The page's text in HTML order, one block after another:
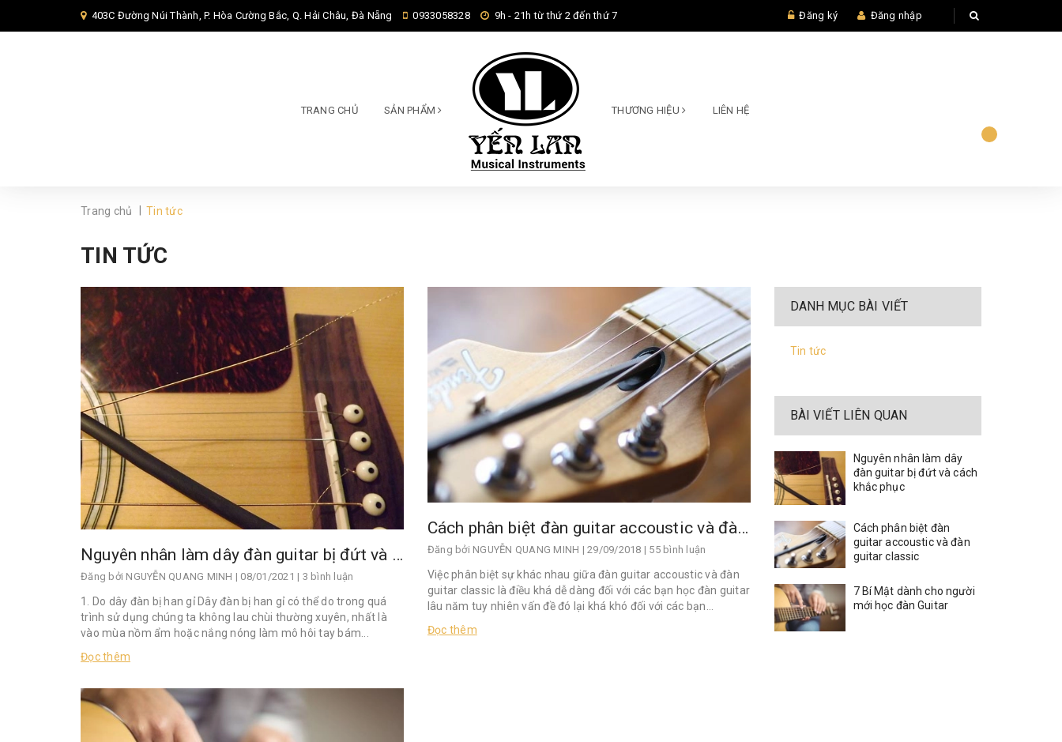
403C Đường Núi Thành, P. Hòa Cường Bắc, Q. Hải Châu, Đà Nẵng 0933058328 9h - 21h từ thứ 2 đến thứ 7 Đăng ký Đăng nhập
TRANG CHỦ SẢN PHẨM THƯƠNG HIỆU LIÊN HỆ
Trang chủ Tin tức
TIN TỨC
Nguyên nhân làm dây đàn guitar bị đứt và cách khắc phục
Đăng bởi NGUYỄN QUANG MINH | 08/01/2021 | 3 bình luận
1. Do dây đàn bị han gỉ Dây đàn bị han gỉ có thể do trong quá
trình sử dụng chúng ta không lau chùi thường xuyên, nhất là
vào mùa nồm ẩm hoặc nắng nóng làm mô hôi tay bám...
Đọc thêm
Cách phân biệt đàn guitar accoustic và đàn guitar classic
Đăng bởi NGUYỄN QUANG MINH | 29/09/2018 | 55 bình luận
Việc phân biệt sự khác nhau giữa đàn guitar accoustic và đàn
guitar classic là điều khá dễ dàng đối với các bạn học đàn guitar
lâu năm tuy nhiên vấn đề đó lại khá khó đối với các bạn...
Đọc thêm
DANH MỤC BÀI VIẾT
Tin tức
BÀI VIẾT LIÊN QUAN
Nguyên nhân làm dây
đàn guitar bị đứt và cách
khắc phục
Cách phân biệt đàn
guitar accoustic và đàn
guitar classic
7 Bí Mật dành cho người
mới học đàn Guitar